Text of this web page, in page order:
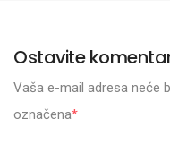
Ostavite
Vaša e-mail adresa neće
označena*